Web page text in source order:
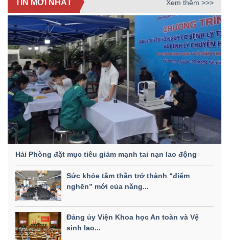
TIN MỚI NHẤT Xem thêm >>>
Hải Phòng đặt mục tiêu giảm mạnh tai nạn lao động
Sức khỏe tâm thần trở thành “điểm
nghẽn” mới của năng...
Đảng ủy Viện Khoa học An toàn và Vệ
sinh lao...